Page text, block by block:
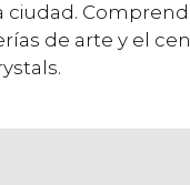
ciudad.
de arte y el